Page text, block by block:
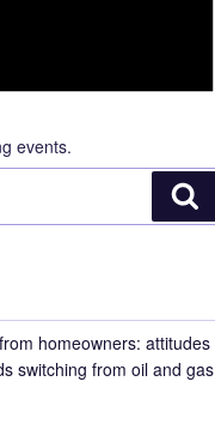
events.
homeowners: attitudes
switching from oil and gas